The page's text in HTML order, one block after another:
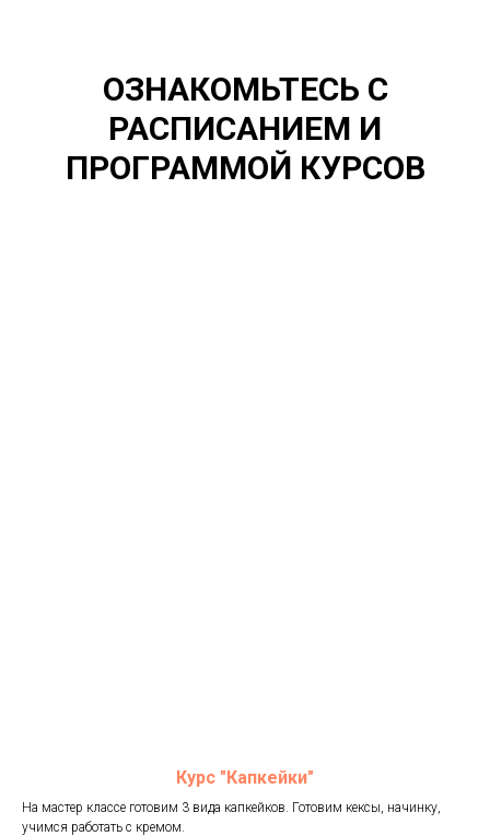
ОЗНАКОМЬТЕСЬ С
РАСПИСАНИЕМ И
ПРОГРАММОЙ КУРСОВ
Курс "Капкейки"
На мастер классе готовим 3 вида капкейков. Готовим кексы, начинку,
учимся работать с кремом.